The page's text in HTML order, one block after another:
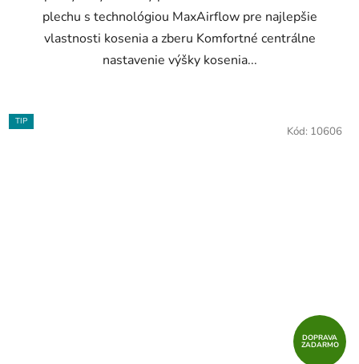
plechu s technológiou MaxAirflow pre najlepšie
vlastnosti kosenia a zberu Komfortné centrálne
nastavenie výšky kosenia...
TIP
DOPRAVA
ZADARMO
Kód: 10606